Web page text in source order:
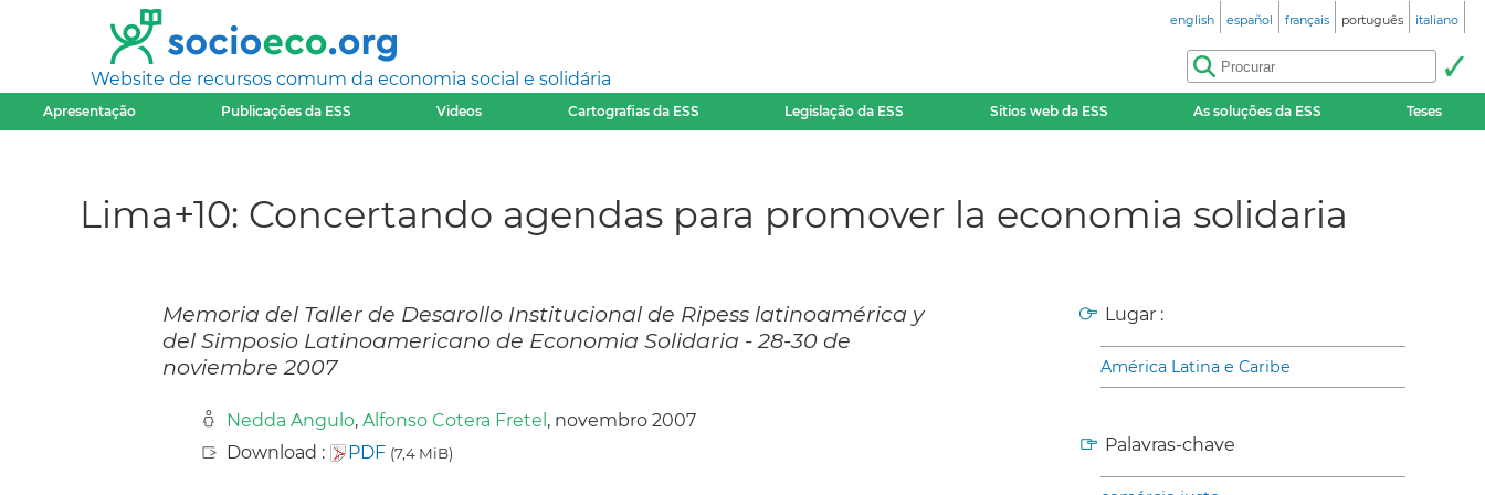
Website de recursos comum da economia social e solidária
english español français português italiano
Apresentação Publicações da ESS Videos Cartografias da ESS Legislação da ESS Sitios web da ESS As soluções da ESS Teses
Lima+10: Concertando agendas para promover la economia solidaria
Memoria del Taller de Desarollo Institucional de Ripess latinoamérica y
del Simposio Latinoamericano de Economia Solidaria - 28-30 de
noviembre 2007
Nedda Angulo, Alfonso Cotera Fretel , novembro 2007
Download :
PDF (7,4 MiB)
Lugar :
América Latina e Caribe
Palavras-chave